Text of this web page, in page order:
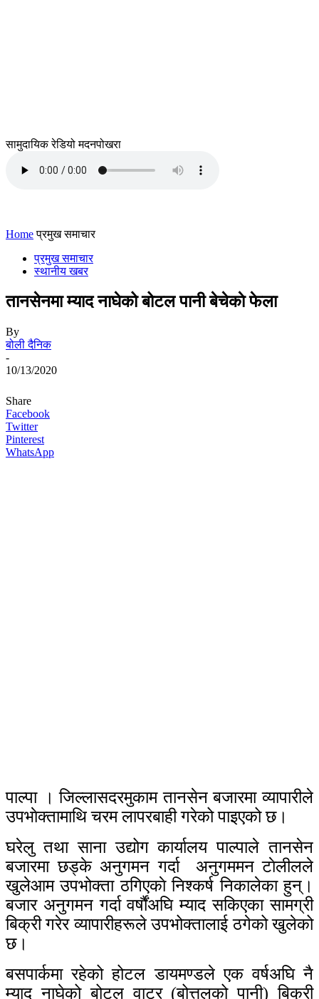
सामुदायिक रेडियो मदनपोखरा
Home प्रमुख समाचार
प्रमुख समाचार
स्थानीय खबर
तानसेनमा म्याद नाघेको बोटल पानी बेचेकाे फेला
By
बोली दैनिक
-
10/13/2020
Share
Facebook
Twitter
Pinterest
WhatsApp
पाल्पा । जिल्लासदरमुकाम तानसेन बजारमा व्यापारीले
उपभाेक्तामाथि चरम लापरबाही गरेको पाइएको छ।
घरेलु तथा साना उद्योग कार्यालय पाल्पाले तानसेन
बजारमा छड्के अनुगमन गर्दा अनुगममन टाेलीलले
खुलेआम उपभोक्ता ठगिएकाे निश्कर्ष निकालेका हुन्‌।
बजार अनुगमन गर्दा वर्षौंअघि म्याद सकिएका सामग्री
बिक्री गरेर व्यापारीहरूले उपभोक्तालाई ठगेको खुलेको
छ।
बसपार्कमा रहेको होटल डायमण्डले एक वर्षअघि नै
म्याद नाघेको बोटल वाटर (बोत्तलको पानी) बिक्री